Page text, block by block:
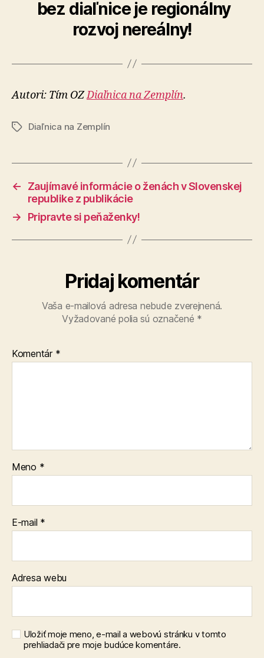
bez diaľ­ni­ce je re­gi­o­nál­ny
rozvoj ne­reálny!
Autori: Tím OZDiaľnica na Zemplín.
ZnačkyDiaľnica na Zemplín
←
Zaujímavé informácie o ženách v Slovenskej
republike z publikácie
→
Pripravte si peňaženky!
Pridaj komentár
Vaša e-mailová adresa nebude zverejnená.
Vyžadované polia sú označené *
Komentár *
Meno *
E-mail *
Adresa webu
Uložiť moje meno, e-mail a webovú stránku v tomto
prehliadači pre moje budúce komentáre.